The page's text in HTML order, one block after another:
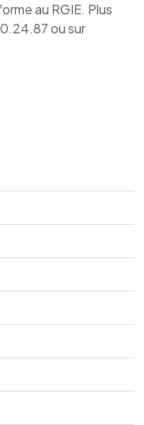
au RGIE. Plus
ou sur